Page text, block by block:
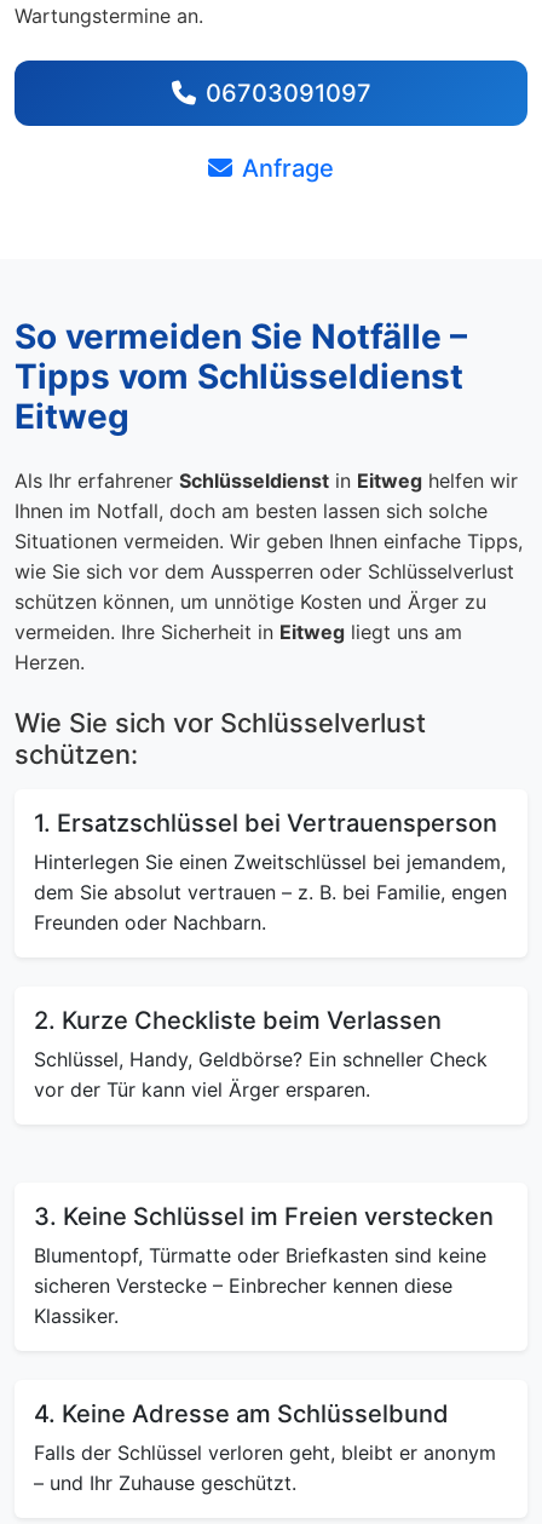
Wartungstermine an.
06703091097
Anfrage
So vermeiden Sie Notfälle –
Tipps vom Schlüsseldienst
Eitweg
Als Ihr erfahrener Schlüsseldienst in Eitweg helfen wir
Ihnen im Notfall, doch am besten lassen sich solche
Situationen vermeiden. Wir geben Ihnen einfache Tipps,
wie Sie sich vor dem Aussperren oder Schlüsselverlust
schützen können, um unnötige Kosten und Ärger zu
vermeiden. Ihre Sicherheit in Eitweg liegt uns am
Herzen.
Wie Sie sich vor Schlüsselverlust
schützen:
1. Ersatzschlüssel bei Vertrauensperson
Hinterlegen Sie einen Zweitschlüssel bei jemandem,
dem Sie absolut vertrauen – z. B. bei Familie, engen
Freunden oder Nachbarn.
2. Kurze Checkliste beim Verlassen
Schlüssel, Handy, Geldbörse? Ein schneller Check
vor der Tür kann viel Ärger ersparen.
3. Keine Schlüssel im Freien verstecken
Blumentopf, Türmatte oder Briefkasten sind keine
sicheren Verstecke – Einbrecher kennen diese
Klassiker.
4. Keine Adresse am Schlüsselbund
Falls der Schlüssel verloren geht, bleibt er anonym
– und Ihr Zuhause geschützt.